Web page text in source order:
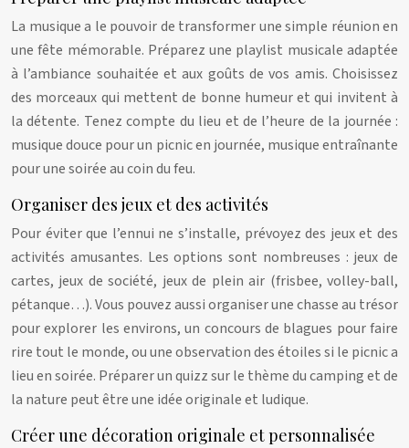
La musique a le pouvoir de transformer une simple réunion en
une fête mémorable. Préparez une playlist musicale adaptée
à l’ambiance souhaitée et aux goûts de vos amis. Choisissez
des morceaux qui mettent de bonne humeur et qui invitent à
la détente. Tenez compte du lieu et de l’heure de la journée :
musique douce pour un picnic en journée, musique entraînante
pour une soirée au coin du feu.
Organiser des jeux et des activités
Pour éviter que l’ennui ne s’installe, prévoyez des jeux et des
activités amusantes. Les options sont nombreuses : jeux de
cartes, jeux de société, jeux de plein air (frisbee, volley-ball,
pétanque…). Vous pouvez aussi organiser une chasse au trésor
pour explorer les environs, un concours de blagues pour faire
rire tout le monde, ou une observation des étoiles si le picnic a
lieu en soirée. Préparer un quizz sur le thème du camping et de
la nature peut être une idée originale et ludique.
Créer une décoration originale et personnalisée